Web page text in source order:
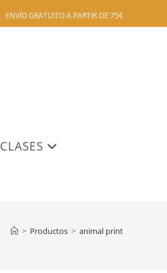
ENVÍO GRATUITO A PARTIR DE 75€
CLASES
> Productos > animal print